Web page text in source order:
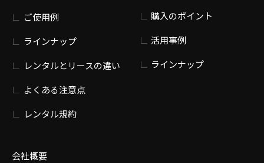
ご使用例
ラインナップ
レンタルとリースの違い
よくある注意点
レンタル規約
会社概要
購入のポイント
活用事例
ラインナップ